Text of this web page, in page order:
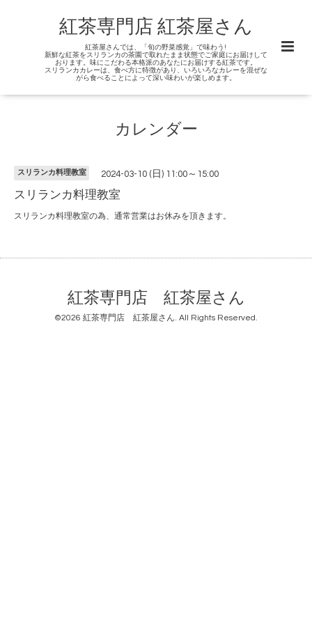
紅茶専門店 紅茶屋さん
紅茶屋さんでは、「旬の野菜感覚」で味わう!
新鮮な紅茶をスリランカの茶園で取れたまま状態でご家庭にお届けして
おります。味にこだわる本格派のあなたにお届けする紅茶です。
スリランカカレーは、食べ方に特徴があり、いろいろなカレーを混ぜな
がら食べることによって深い味わいが楽しめます。
カレンダー
スリランカ料理教室 2024-03-10 (日) 11:00～15:00
スリランカ料理教室
スリランカ料理教室の為、通常営業はお休みを頂きます。
紅茶専門店 紅茶屋さん
©2026 紅茶専門店 紅茶屋さん. All Rights Reserved.